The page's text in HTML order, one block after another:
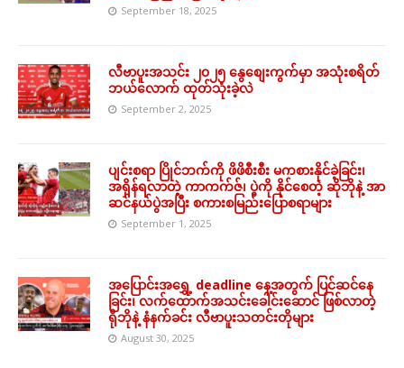
September 18, 2025
လီဗာပူးအသင်း ၂၀၂၅ နွေစျေးကွက်မှာ အသုံးစရိတ်
ဘယ်လောက် ထုတ်သုံးခဲ့လဲ
September 2, 2025
ပျင်းစရာ ပြိုင်ဘက်ကို ဖိဖိစီးစီး မကစားနိုင်ခဲ့ခြင်း၊
အရှိန်ရလာတဲ့ ကာကက်ဇ်၊ ပွဲကို နိုင်စေတဲ့ ဆိုဘိုနဲ့ အာ
ဆင်နယ်ပွဲအပြီး စကားစမြည်းပြောစရာများ
September 1, 2025
အပြောင်းအရွှေ့ deadline နေ့အတွက် ပြင်ဆင်နေ
ခြင်း၊ လက်ထောက်အသင်းခေါင်းဆောင် ဖြစ်လာတဲ့
ရိုဘိုနဲ့ နံနက်ခင်း လီဗာပူးသတင်းတိုများ
August 30, 2025